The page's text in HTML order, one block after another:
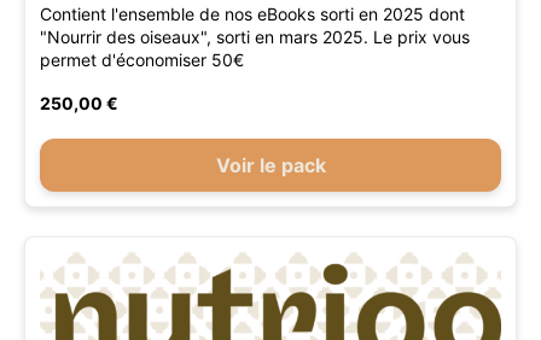
Contient l'ensemble de nos eBooks sorti en 2025 dont
"Nourrir des oiseaux", sorti en mars 2025. Le prix vous
permet d'économiser 50€
250,00 €
Voir le pack